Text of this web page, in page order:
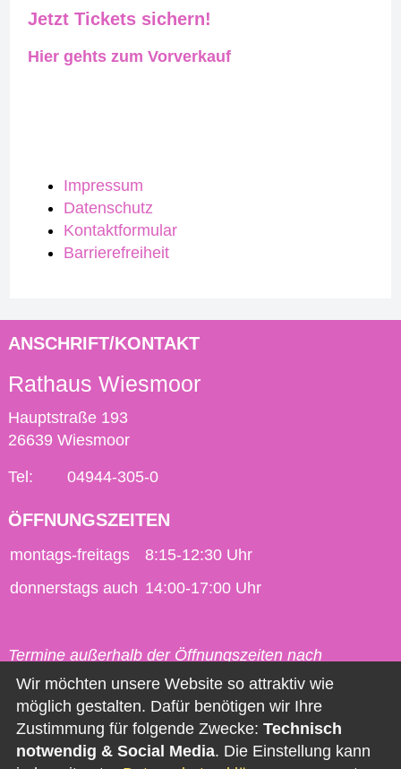
Impressum
Datenschutz
Kontaktformular
Barrierefreiheit
Jetzt Tickets sichern!
Hier gehts zum Vorverkauf
ANSCHRIFT/KONTAKT
Rathaus Wiesmoor
Hauptstraße 193
26639 Wiesmoor
Tel: 04944-305-0
ÖFFNUNGSZEITEN
montags-freitags
8:15-12:30 Uhr
donnerstags auch 14:00-17:00 Uhr
Termine außerhalb der Öffnungszeiten nach
vorheriger Vereinbarung möglich.
Kontakt
Impressum
Wir möchten unsere Website so attraktiv wie
möglich gestalten. Dafür benötigen wir Ihre
Zustimmung für folgende Zwecke: Technisch
notwendig & Social Media. Die Einstellung kann